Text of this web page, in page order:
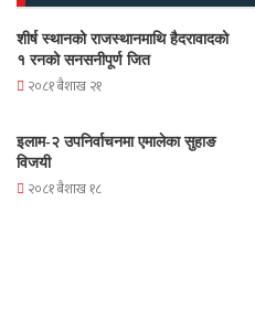
शीर्ष स्थानको राजस्थानमाथि हैदरावादको
१ रनको सनसनीपूर्ण जित
२०८१ बैशाख २१
इलाम-२ उपनिर्वाचनमा एमालेका सुहाङ
विजयी
२०८१ बैशाख १८